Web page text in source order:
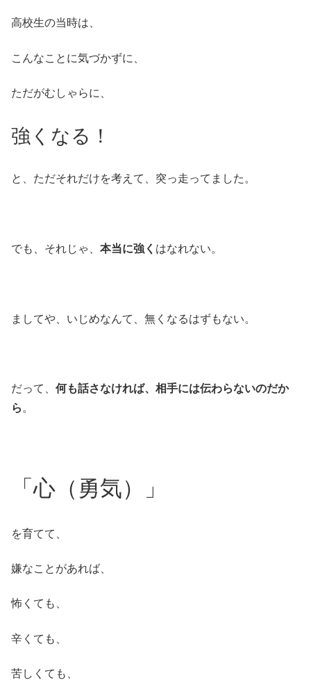
高校生の当時は、
こんなことに気づかずに、
ただがむしゃらに、
強くなる！
と、ただそれだけを考えて、突っ走ってました。
でも、それじゃ、 本当に強く はなれない。
ましてや、いじめなんて、無くなるはずもない。
だって、 何も話さなければ、相手には伝わらないのだか
ら 。
「心（勇気）」
を育てて、
嫌なことがあれば、
怖くても、
辛くても、
苦しくても、